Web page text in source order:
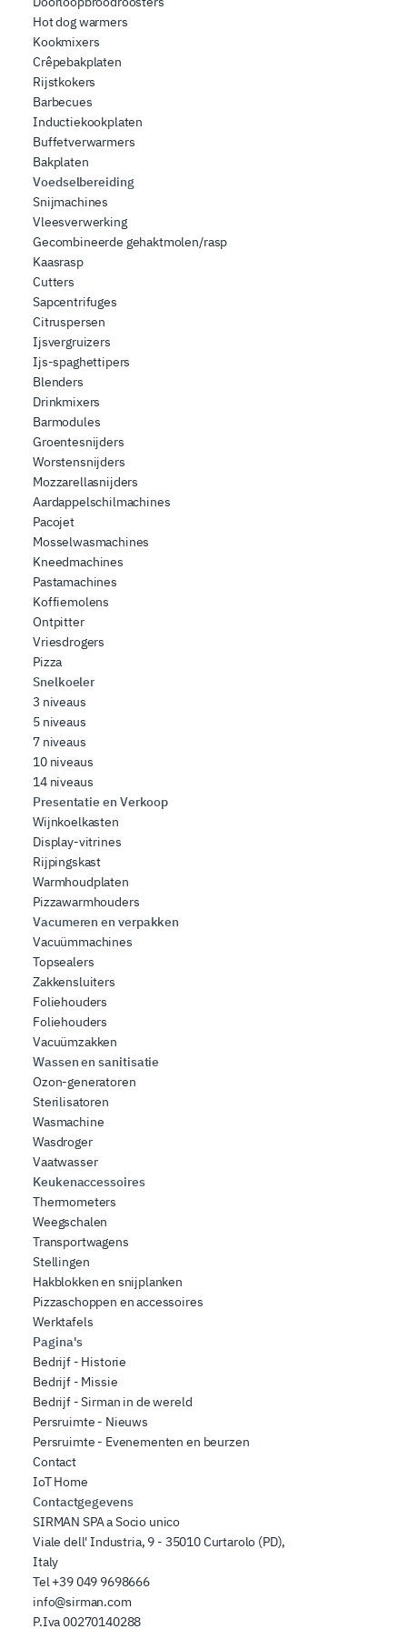
Hot dog warmers
Kookmixers
Crêpebakplaten
Rijstkokers
Barbecues
Inductiekookplaten
Buffetverwarmers
Bakplaten
Voedselbereiding
Snijmachines
Vleesverwerking
Gecombineerde gehaktmolen/rasp
Kaasrasp
Cutters
Sapcentrifuges
Citruspersen
Ijsvergruizers
Ijs-spaghettipers
Blenders
Drinkmixers
Barmodules
Groentesnijders
Worstensnijders
Mozzarellasnijders
Aardappelschilmachines
Pacojet
Mosselwasmachines
Kneedmachines
Pastamachines
Koffiemolens
Ontpitter
Vriesdrogers
Pizza
Snelkoeler
3 niveaus
5 niveaus
7 niveaus
10 niveaus
14 niveaus
Presentatie en Verkoop
Wijnkoelkasten
Display-vitrines
Rijpingskast
Warmhoudplaten
Pizzawarmhouders
Vacumeren en verpakken
Vacuümmachines
Topsealers
Zakkensluiters
Foliehouders
Foliehouders
Vacuümzakken
Wassen en sanitisatie
Ozon-generatoren
Sterilisatoren
Wasmachine
Wasdroger
Vaatwasser
Keukenaccessoires
Thermometers
Weegschalen
Transportwagens
Stellingen
Hakblokken en snijplanken
Pizzaschoppen en accessoires
Werktafels
Pagina's
Bedrijf - Historie
Bedrijf - Missie
Bedrijf - Sirman in de wereld
Persruimte - Nieuws
Persruimte - Evenementen en beurzen
Contact
IoT Home
Contactgegevens
SIRMAN SPA a Socio unico
Viale dell' Industria, 9 - 35010 Curtarolo (PD),
Italy
Tel+39 049 9698666
info@sirman.com
P.Iva 00270140288